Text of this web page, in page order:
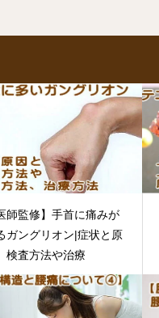
師監修】手首に痛みが
ガングリオン|症状と原
検査方法や治療